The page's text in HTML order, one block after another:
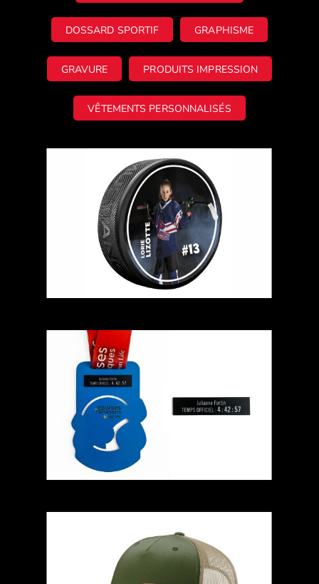
DOSSARD SPORTIF GRAPHISME
GRAVURE PRODUITS IMPRESSION
VÊTEMENTS PERSONNALISÉS